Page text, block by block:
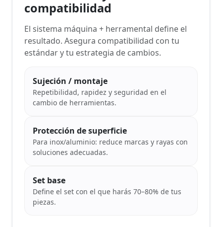
compatibilidad
El sistema máquina + herramental define el
resultado. Asegura compatibilidad con tu
estándar y tu estrategia de cambios.
Sujeción / montaje
Repetibilidad, rapidez y seguridad en el
cambio de herramientas.
Protección de superficie
Para inox/aluminio: reduce marcas y rayas con
soluciones adecuadas.
Set base
Define el set con el que harás 70–80% de tus
piezas.